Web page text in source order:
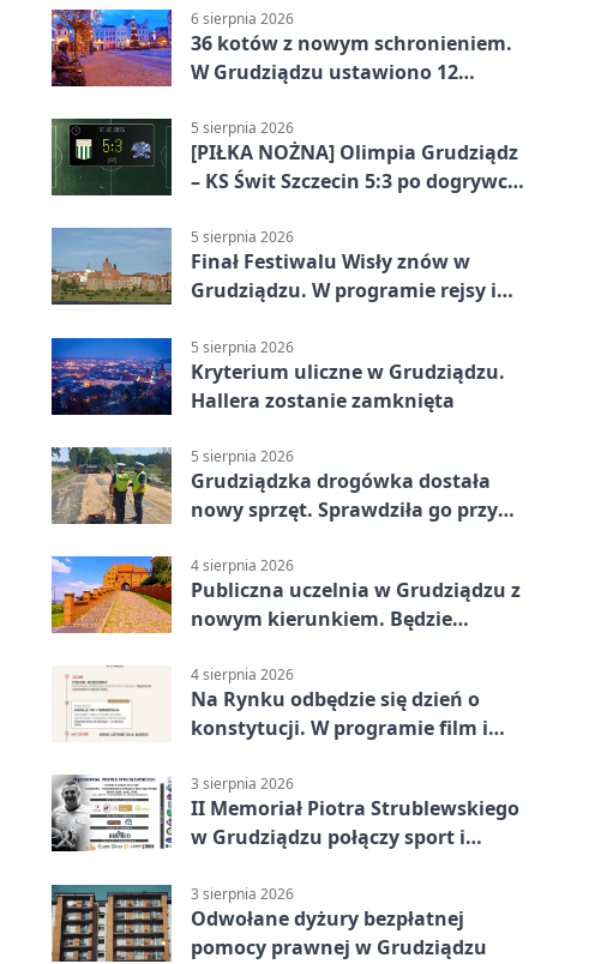
6 sierpnia 2026
36 kotów z nowym schronieniem.
W Grudziądzu ustawiono 12
5 sierpnia 2026
[PIŁKA NOŻNA] Olimpia Grudziądz
– KS Świt Szczecin 5:3 po dogrywce
odwrócili losy meczu
5 sierpnia 2026
Finał Festiwalu Wisły znów w
Grudziądzu. W programie rejsy i
5 sierpnia 2026
Kryterium uliczne w Grudziądzu.
Hallera zostanie zamknięta
5 sierpnia 2026
Grudziądzka drogówka dostała
nowy sprzęt. Sprawdziła go przy
4 sierpnia 2026
Publiczna uczelnia w Grudziądzu z
nowym kierunkiem. Będzie
4 sierpnia 2026
Na Rynku odbędzie się dzień o
konstytucji. W programie film i
3 sierpnia 2026
II Memoriał Piotra Strublewskiego
w Grudziądzu połączy sport i
3 sierpnia 2026
Odwołane dyżury bezpłatnej
pomocy prawnej w Grudziądzu